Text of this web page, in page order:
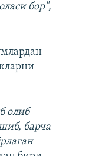
бор",
олиб
барча